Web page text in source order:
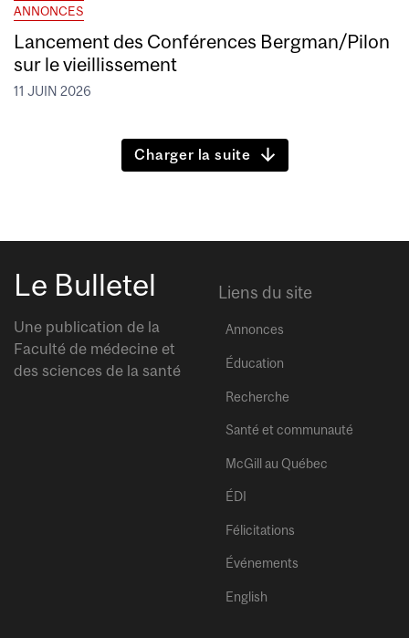
ANNONCES
Lancement des Conférences Bergman/Pilon
sur le vieillissement
11 JUIN 2026
Charger la suite
Le Bulletel
Une publication de la
Faculté de médecine et
des sciences de la santé
Liens du site
Annonces
Éducation
Recherche
Santé et communauté
McGill au Québec
ÉDI
Félicitations
Événements
English